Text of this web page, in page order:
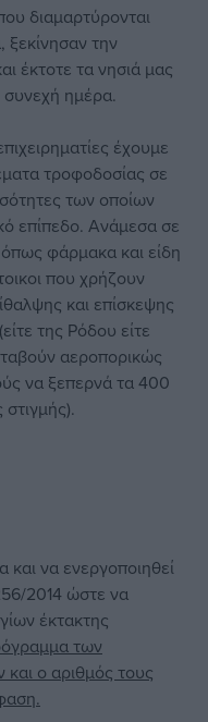
διαμαρτύρονται
ξεκίνησαν την
έκτοτε τα νησιά μας
συνεχή ημέρα.
έχουμε
τροφοδοσίας σε
των οποίων
επίπεδο. Ανάμεσα σε
φάρμακα και είδη
που χρήζουν
και επίσκεψης
της Ρόδου είτε
αεροπορικώς
να ξεπερνά τα 400
να ενεργοποιηθεί
2014 ώστε να
έκτακτης
των
ο αριθμός τους